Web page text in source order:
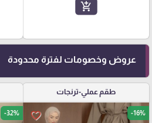
add_shopping_cart
عروض وخصومات لفترة محدودة
طقم عملي-ترنجات
favorite_border -16%
-32%